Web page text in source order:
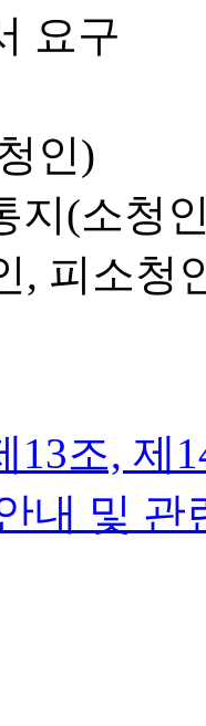
요구
인)
지(소청
, 피소청
13조, 제
내 및 관